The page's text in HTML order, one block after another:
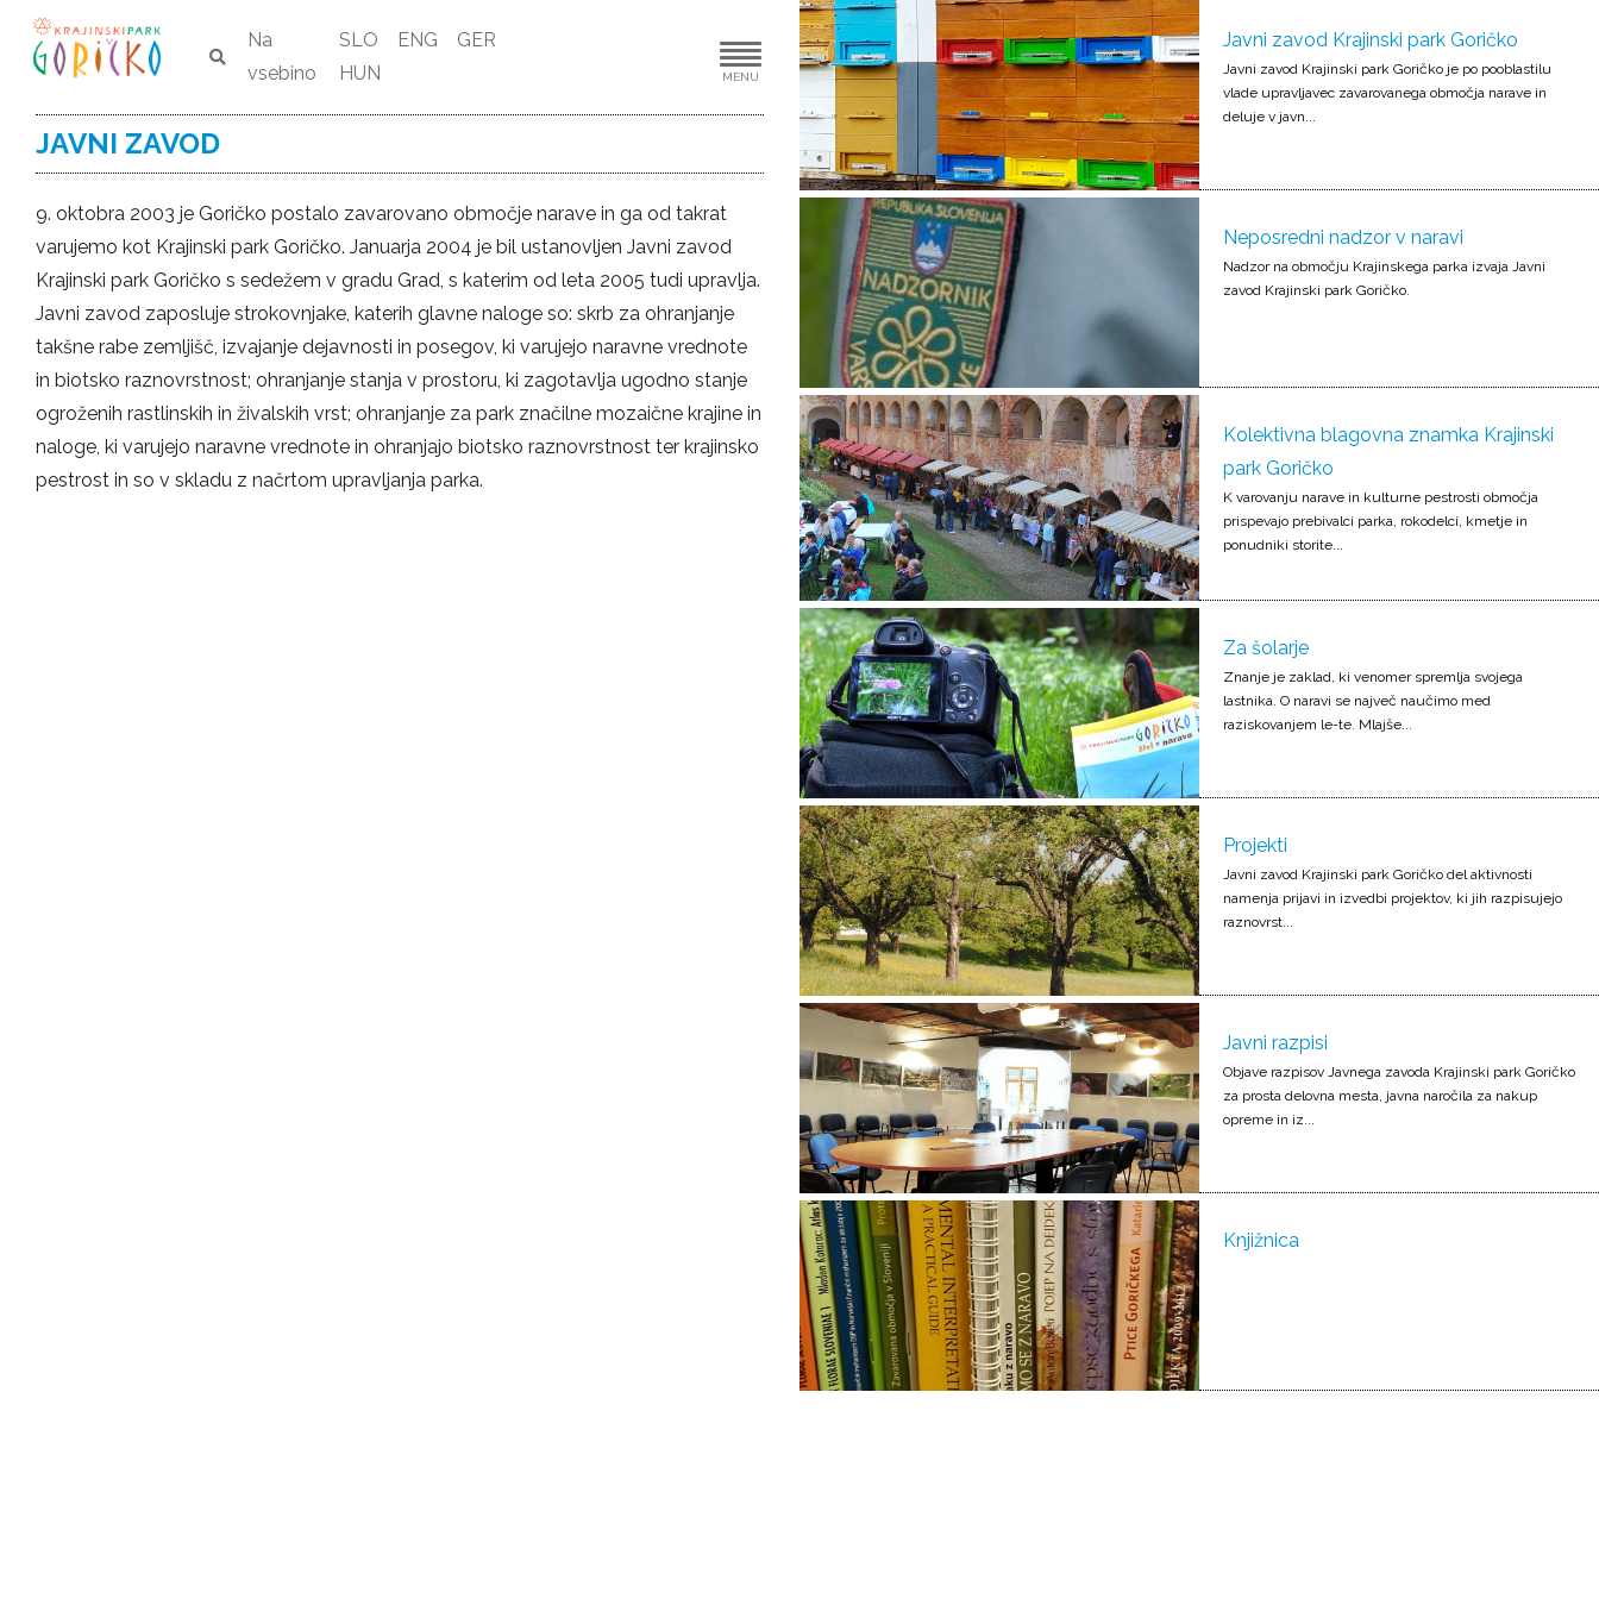
Na
vsebino
SLO ENG
GER
HUN
MENU
JAVNI ZAVOD
9. oktobra 2003 je Goričko postalo zavarovano območje narave in ga od takrat
varujemo kot Krajinski park Goričko. Januarja 2004 je bil ustanovljen Javni zavod
Krajinski park Goričko s sedežem v gradu Grad, s katerim od leta 2005 tudi upravlja.
Javni zavod zaposluje strokovnjake, katerih glavne naloge so: skrb za ohranjanje
takšne rabe zemljišč, izvajanje dejavnosti in posegov, ki varujejo naravne vrednote
in biotsko raznovrstnost; ohranjanje stanja v prostoru, ki zagotavlja ugodno stanje
ogroženih rastlinskih in živalskih vrst; ohranjanje za park značilne mozaične krajine in
naloge, ki varujejo naravne vrednote in ohranjajo biotsko raznovrstnost ter krajinsko
pestrost in so v skladu z načrtom upravljanja parka.
Javni zavod Krajinski park Goričko
Javni zavod Krajinski park Goričko je po pooblastilu
vlade upravljavec zavarovanega območja narave in
deluje v javn...
Neposredni nadzor v naravi
Nadzor na območju Krajinskega parka izvaja Javni
zavod Krajinski park Goričko.
Kolektivna blagovna znamka Krajinski
park Goričko
K varovanju narave in kulturne pestrosti območja
prispevajo prebivalci parka, rokodelci, kmetje in
ponudniki storite...
Za šolarje
Znanje je zaklad, ki venomer spremlja svojega
lastnika. O naravi se največ naučimo med
raziskovanjem le-te. Mlajše...
Projekti
Javni zavod Krajinski park Goričko del aktivnosti
namenja prijavi in izvedbi projektov, ki jih razpisujejo
raznovrst...
Javni razpisi
Objave razpisov Javnega zavoda Krajinski park Goričko
za prosta delovna mesta, javna naročila za nakup
opreme in iz...
Knjižnica